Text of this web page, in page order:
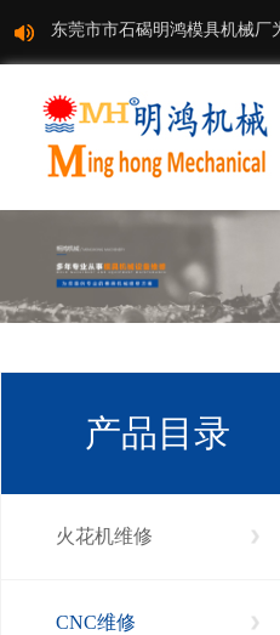
东莞市市石碣明鸿模具机械
产品目录
火花机维修
CNC维修